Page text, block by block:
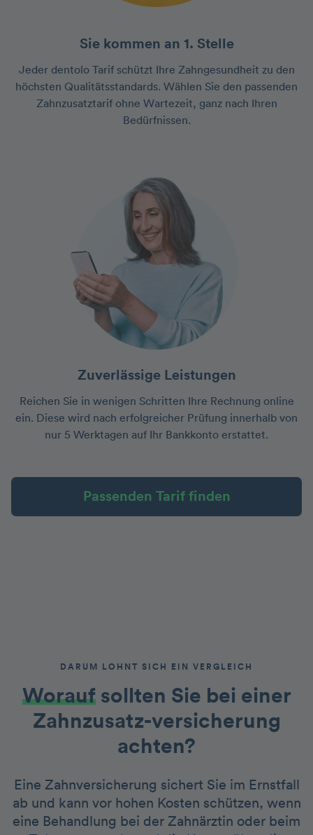
Sie kommen an 1. Stelle
Jeder dentolo Tarif schützt Ihre Zahngesundheit zu den
höchsten Qualitätsstandards. Wählen Sie den passenden
Zahnzusatztarif ohne Wartezeit, ganz nach Ihren
Bedürfnissen.
Zuverlässige Leistungen
Reichen Sie in wenigen Schritten Ihre Rechnung online
ein. Diese wird nach erfolgreicher Prüfung innerhalb von
nur 5 Werktagen auf Ihr Bankkonto erstattet.
Passenden Tarif finden
DARUM LOHNT SICH EIN VERGLEICH
Woraufsollten Sie bei einer
Zahnzusatz-versicherung
achten?
Eine Zahnversicherung sichert Sie im Ernstfall
ab und kann vor hohen Kosten schützen, wenn
eine Behandlung bei der Zahnärztin oder beim